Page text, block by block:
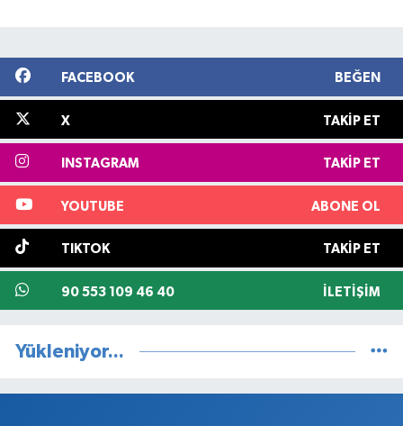
FACEBOOK BEĞEN
X TAKIP ET
INSTAGRAM TAKIP ET
YOUTUBE ABONE OL
TIKTOK TAKIP ET
90 553 109 46 40 İLETIŞIM
Yükleniyor...